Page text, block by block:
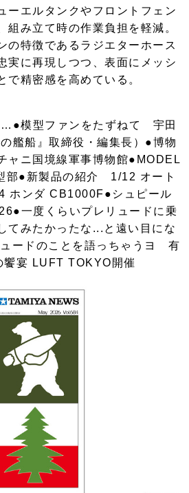
ーエルタンクやフロントフェン
組み立て時の作業負担を軽減。
の特徴であるラジエターホース
実に再現しつつ、表面にメッシ
で精密感を高めている。
模型ファンをたずねて 宇田
艦船』取締役・編集長）●博物
ニ国境線軍事博物館●MODEL
●新製品の紹介 1/12 オート
ホンダ CB1000F●シュピール
一度くらいプレリュードに乗
てみたかったな...と遠い目にな
ードのことを語っちゃうヨ 有
饗宴 LUFT TOKYO開催